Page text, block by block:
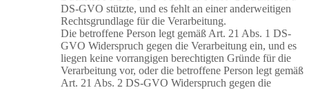
DS-GVO stützte, und es fehlt an einer anderweitigen
Rechtsgrundlage für die Verarbeitung.
Die betroffene Person legt gemäß Art. 21 Abs. 1 DS-
GVO Widerspruch gegen die Verarbeitung ein, und es
liegen keine vorrangigen berechtigten Gründe für die
Verarbeitung vor, oder die betroffene Person legt gemäß
Art. 21 Abs. 2 DS-GVO Widerspruch gegen die